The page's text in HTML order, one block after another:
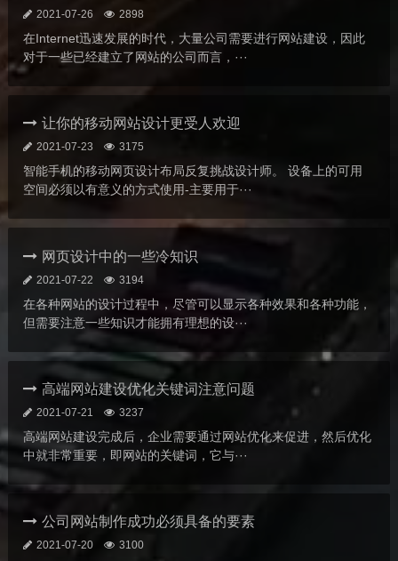
2021-07-26 2898
在Internet迅速发展的时代，大量公司需要进行网站建设，因此
对于一些已经建立了网站的公司而言，···
让你的移动网站设计更受人欢迎
2021-07-23 3175
智能手机的移动网页设计布局反复挑战设计师。 设备上的可用
空间必须以有意义的方式使用-主要用于···
网页设计中的一些冷知识
2021-07-22 3194
在各种网站的设计过程中，尽管可以显示各种效果和各种功能，
但需要注意一些知识才能拥有理想的设···
高端网站建设优化关键词注意问题
2021-07-21 3237
高端网站建设完成后，企业需要通过网站优化来促进，然后优化
中就非常重要，即网站的关键词，它与···
公司网站制作成功必须具备的要素
2021-07-20 3100